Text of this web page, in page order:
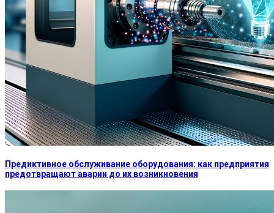
Предиктивное обслуживание оборудования: как предприятия
предотвращают аварии до их возникновения